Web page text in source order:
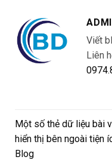
Viết
Liên
Một số thẻ dữ liệu bài
hiển thị bên ngoài tiện
Blog